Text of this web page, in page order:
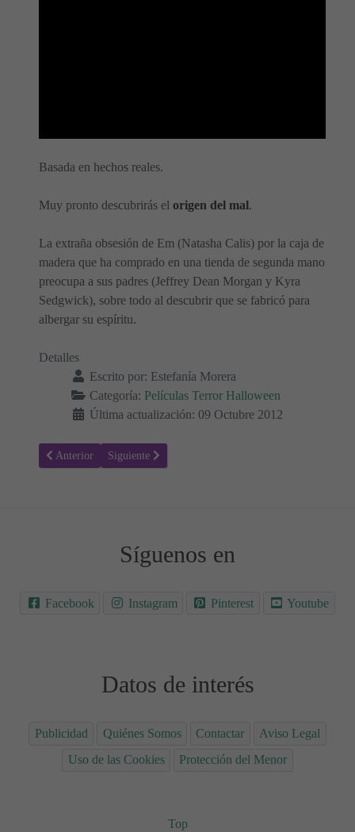
Basada en hechos reales.
Muy pronto descubrirás el origen del mal.
La extraña obsesión de Em (Natasha Calis) por la caja de
madera que ha comprado en una tienda de segunda mano
preocupa a sus padres (Jeffrey Dean Morgan y Kyra
Sedgwick), sobre todo al descubrir que se fabricó para
albergar su espíritu.
Detalles
Escrito por: Estefanía Morera
Categoría: Películas Terror Halloween
Última actualización: 09 Octubre 2012
Artículo anterior: Paranormal Activity 4
Anterior Artículo siguiente: Paranormal Activity - Saga de
Siguiente
Síguenos en
Facebook Instagram Pinterest Youtube
Datos de interés
Publicidad Quiénes Somos Contactar
Aviso Legal
Uso de las Cookies
Protección del Menor
Top